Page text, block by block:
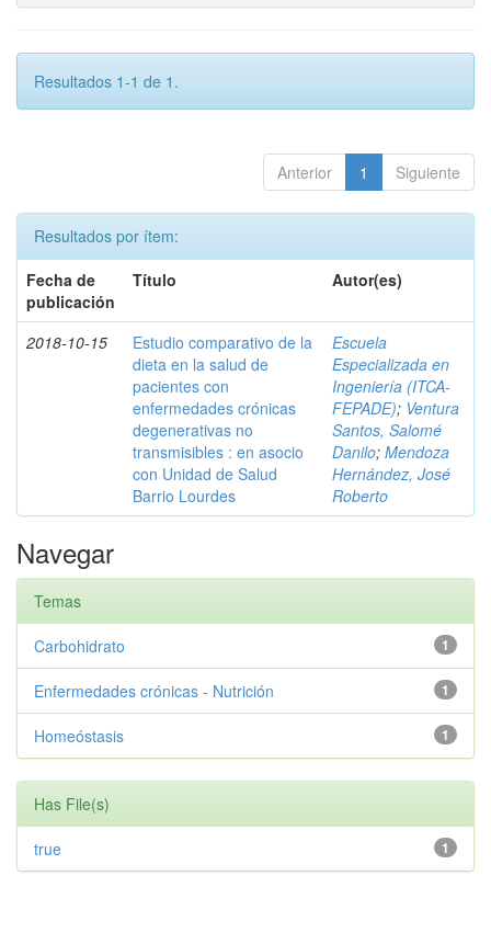
Resultados 1-1 de 1.
Anterior 1 Siguiente
Resultados por ítem:
Fecha de
publicación
Título Autor(es)
2018-10-15
Estudio comparativo de la
dieta en la salud de
pacientes con
enfermedades crónicas
degenerativas no
transmisibles : en asocio
con Unidad de Salud
Barrio Lourdes
Escuela
Especializada en
Ingeniería (ITCA-
FEPADE); Ventura
Santos, Salomé
Danilo; Mendoza
Hernández, José
Roberto
Navegar
Temas
1
Carbohidrato
1
Enfermedades crónicas - Nutrición
1
Homeóstasis
Has File(s)
1
true